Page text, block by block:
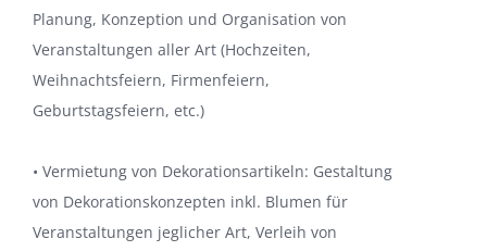
Planung, Konzeption und Organisation von
Veranstaltungen aller Art (Hochzeiten,
Weihnachtsfeiern, Firmenfeiern,
Geburtstagsfeiern, etc.)
• Vermietung von Dekorationsartikeln: Gestaltung
von Dekorationskonzepten inkl. Blumen für
Veranstaltungen jeglicher Art, Verleih von